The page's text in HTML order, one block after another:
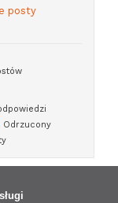
posty
Odrzucony